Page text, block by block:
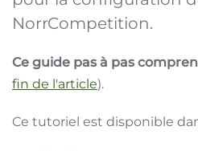
NorrCompetition.
Ce guide pas à pas
fin de l'article).
Ce tutoriel est disponible